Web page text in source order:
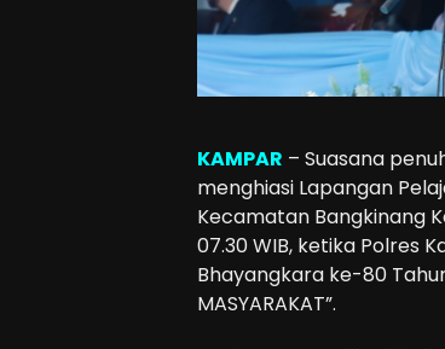
KAMPAR – Suasana
menghiasi Lapangan
Kecamatan Bangkinang
07.30 WIB, ketika Polres
Bhayangkara ke-80
MASYARAKAT”.